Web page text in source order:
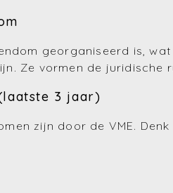
georganiseerd is,
Ze vormen de juridische
3 jaar)
zijn door de VME.